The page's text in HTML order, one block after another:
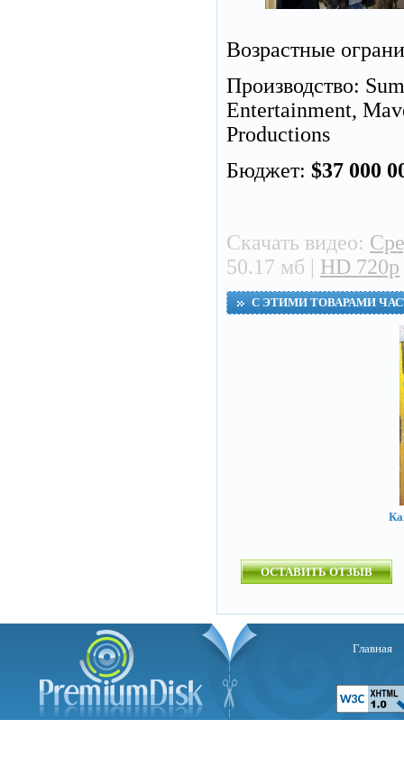
Возрастные
Производство:
Entertainment,
Productions
Бюджет: $37 000
Скачать видео:
50.17 мб | HD 720p
С ЭТИМИ ТОВАРАМИ
ОСТАВИТЬ ОТЗЫВ
Главная